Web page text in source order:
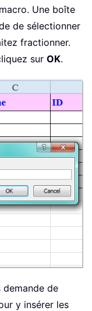
1
Une boîte
de sélectionner
fractionner.
sur OK.
demande de
y insérer les